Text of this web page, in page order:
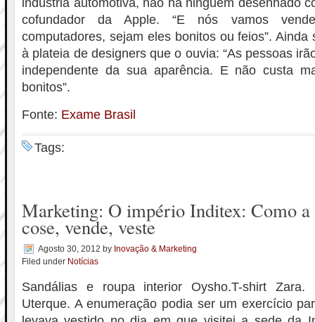
indústria automotiva, não há ninguém desenhado
cofundador da Apple. “E nós vamos
computadores, sejam eles bonitos ou feios”.
à plateia de designers que o ouvia: “As pessoas
independente da sua aparência. E não custa
bonitos”.
Fonte: Exame Brasil
Tags:
Marketing: O império Inditex: Como a
cose, vende, veste
Agosto 30, 2012 by Inovação & Marketing
Filed under Notícias
Sandálias e roupa interior Oysho.T-shirt Zara.
Uterque. A enumeração podia ser um exercício